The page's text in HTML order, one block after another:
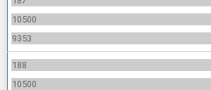
10500
9353
188
10500